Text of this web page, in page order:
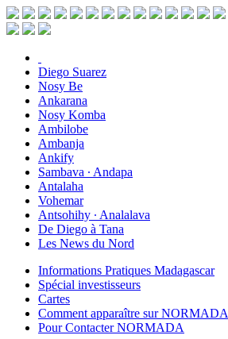
Diego Suarez
Nosy Be
Ankarana
Nosy Komba
Ambilobe
Ambanja
Ankify
Sambava ∙ Andapa
Antalaha
Vohemar
Antsohihy ∙ Analalava
De Diego à Tana
Les News du Nord
Informations Pratiques Madagascar
Spécial investisseurs
Cartes
Comment apparaître sur NORMADA
Pour Contacter NORMADA